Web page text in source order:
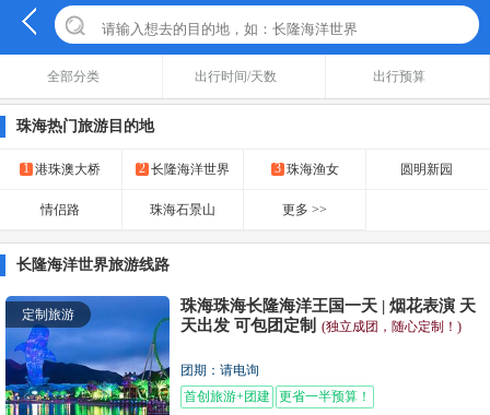
全部分类 出行时间/天数 出行预算
珠海热门旅游目的地
1 港珠澳大桥 2 长隆海洋世界 3 珠海渔女 圆明新园
情侣路 珠海石景山 更多 >>
长隆海洋世界旅游线路
定制旅游
珠海珠海长隆海洋王国一天 | 烟花表演 天
天出发 可包团定制 (独立成团，随心定制！)
团期：请电询
首创旅游+团建 更省一半预算！